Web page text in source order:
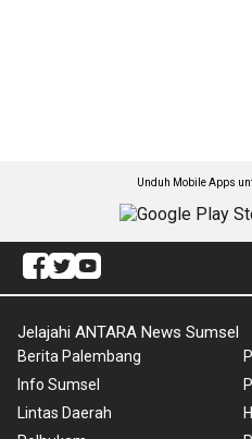
Unduh Mobile Apps
Jelajahi ANTARA News Sumsel
Berita Palembang
Info Sumsel
Lintas Daerah